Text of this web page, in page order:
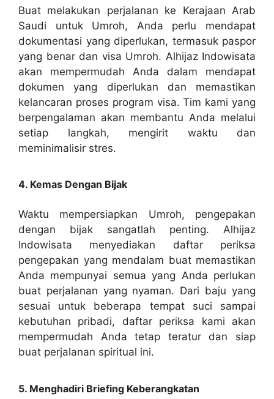
Buat melakukan perjalanan ke Kerajaan Arab
Saudi untuk Umroh, Anda perlu mendapat
dokumentasi yang diperlukan, termasuk paspor
yang benar dan visa Umroh. Alhijaz Indowisata
akan mempermudah Anda dalam mendapat
dokumen yang diperlukan dan memastikan
kelancaran proses program visa. Tim kami yang
berpengalaman akan membantu Anda melalui
setiap langkah, mengirit waktu dan
meminimalisir stres.
4. Kemas Dengan Bijak
Waktu mempersiapkan Umroh, pengepakan
dengan bijak sangatlah penting. Alhijaz
Indowisata menyediakan daftar periksa
pengepakan yang mendalam buat memastikan
Anda mempunyai semua yang Anda perlukan
buat perjalanan yang nyaman. Dari baju yang
sesuai untuk beberapa tempat suci sampai
kebutuhan pribadi, daftar periksa kami akan
mempermudah Anda tetap teratur dan siap
buat perjalanan spiritual ini.
5. Menghadiri Briefing Keberangkatan